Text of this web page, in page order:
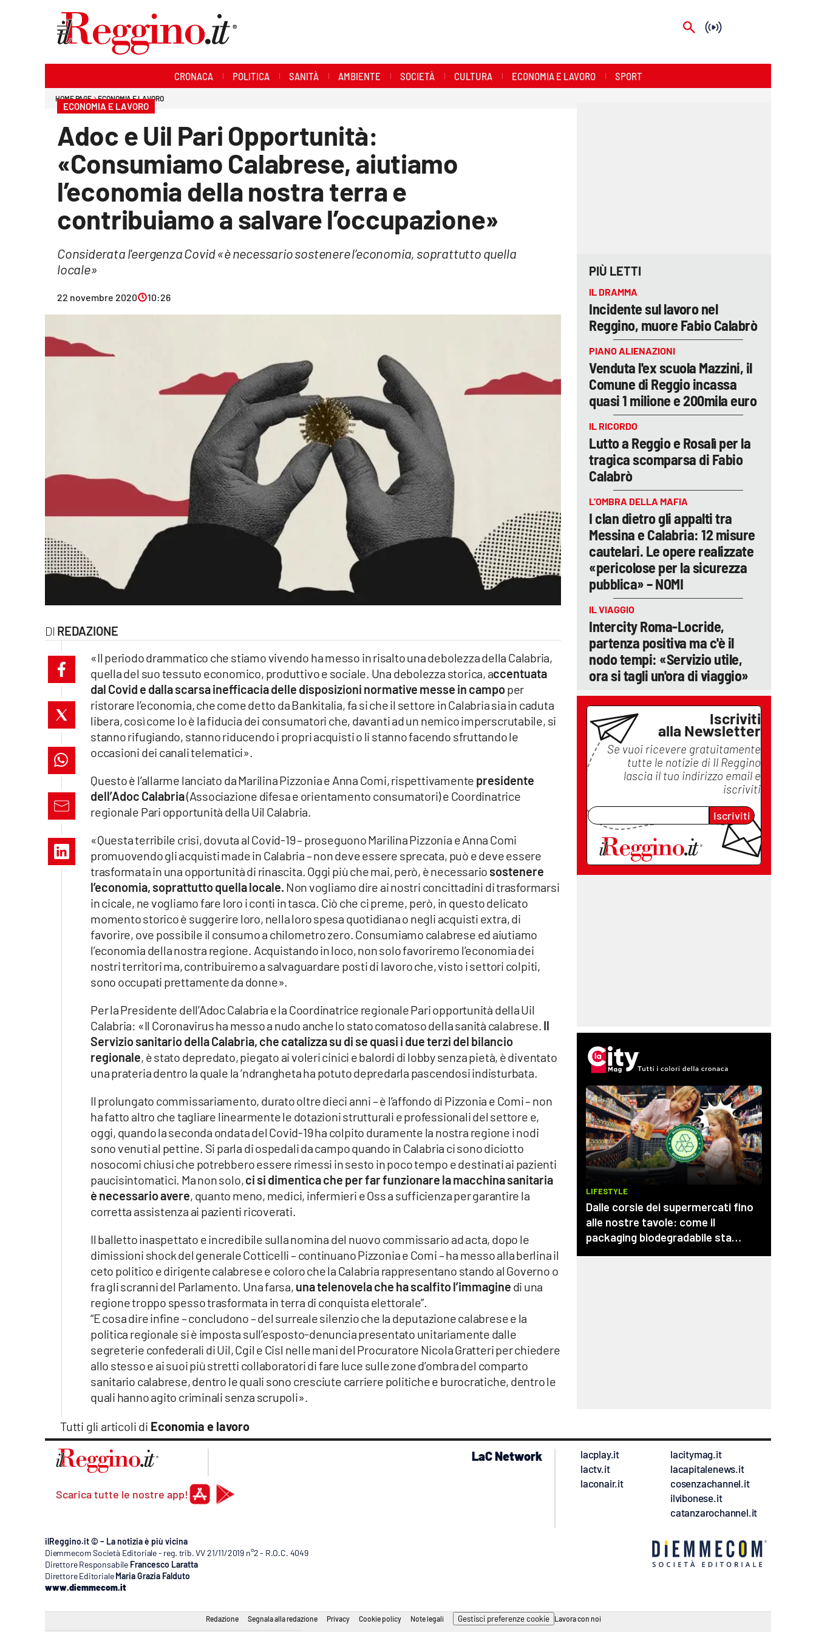
Economia e lavoro
catanzarochannel.it
lacapitalenews.it
Vai
CRONACA POLITICA SANITÀ AMBIENTE SOCIETÀ CULTURA ECONOMIA E LAVORO SPORT
HOME PAGE ECONOMIA E LAVORO
ECONOMIA E LAVORO
Adoc e Uil Pari Opportunità:
«Consumiamo Calabrese, aiutiamo
l’economia della nostra terra e
contribuiamo a salvare l’occupazione»
Considerata l'eergenza Covid «è necessario sostenere l’economia, soprattutto quella
locale»
22 novembre 2020 10:26
REDAZIONE
Tutti gli articoli di Economia e lavoro
«Il periodo drammatico che stiamo vivendo ha messo in risalto una debolezza della Calabria,
quella del suo tessuto economico, produttivo e sociale. Una debolezza storica, accentuata
dal Covid e dalla scarsa inefficacia delle disposizioni normative messe in campoper
ristorare l’economia, che come detto da Bankitalia, fa si che il settore in Calabria sia in caduta
libera, così come lo è la fiducia dei consumatori che, davanti ad un nemico imperscrutabile, si
stanno rifugiando, stanno riducendo i propri acquisti o li stanno facendo sfruttando le
occasioni dei canali telematici».
Questo è l’allarme lanciato da Marilina Pizzonia e Anna Comi, rispettivamente presidente
dell’Adoc Calabria(Associazione difesa e orientamento consumatori) e Coordinatrice
regionale Pari opportunità della Uil Calabria.
«Questa terribile crisi, dovuta al Covid-19 – proseguono Marilina Pizzonia e Anna Comi
promuovendo gli acquisti made in Calabria – non deve essere sprecata, può e deve essere
trasformata in una opportunità di rinascita. Oggi più che mai, però, è necessario sostenere
l’economia, soprattutto quella locale. Non vogliamo dire ai nostri concittadini di trasformarsi
in cicale, ne vogliamo fare loro i conti in tasca. Ciò che ci preme, però, in questo delicato
momento storico è suggerire loro, nella loro spesa quotidiana o negli acquisti extra, di
favorire, ove possibile il consumo a chilometro zero. Consumiamo calabrese ed aiutiamo
l’economia della nostra regione. Acquistando in loco, non solo favoriremo l’economia dei
nostri territori ma, contribuiremo a salvaguardare posti di lavoro che, visto i settori colpiti,
sono occupati prettamente da donne».
Per la Presidente dell’Adoc Calabria e la Coordinatrice regionale Pari opportunità della Uil
Calabria: «Il Coronavirus ha messo a nudo anche lo stato comatoso della sanità calabrese. Il
Servizio sanitario della Calabria, che catalizza su di se quasi i due terzi del bilancio
regionale, è stato depredato, piegato ai voleri cinici e balordi di lobby senza pietà, è diventato
una prateria dentro la quale la ‘ndrangheta ha potuto depredarla pascendosi indisturbata.
Il prolungato commissariamento, durato oltre dieci anni – è l’affondo di Pizzonia e Comi – non
ha fatto altro che tagliare linearmente le dotazioni strutturali e professionali del settore e,
oggi, quando la seconda ondata del Covid-19 ha colpito duramente la nostra regione i nodi
sono venuti al pettine. Si parla di ospedali da campo quando in Calabria ci sono diciotto
nosocomi chiusi che potrebbero essere rimessi in sesto in poco tempo e destinati ai pazienti
paucisintomatici. Ma non solo,ci si dimentica che per far funzionare la macchina sanitaria
è necessario avere, quanto meno, medici, infermieri e Oss a sufficienza per garantire la
corretta assistenza ai pazienti ricoverati.
Il balletto inaspettato e incredibile sulla nomina del nuovo commissario ad acta, dopo le
dimissioni shock del generale Cotticelli – continuano Pizzonia e Comi – ha messo alla berlina il
ceto politico e dirigente calabrese e coloro che la Calabria rappresentano stando al Governo o
fra gli scranni del Parlamento. Una farsa, una telenovela che ha scalfito l’immagine di una
regione troppo spesso trasformata in terra di conquista elettorale”.
“E cosa dire infine – concludono – del surreale silenzio che la deputazione calabrese e la
politica regionale si è imposta sull’esposto-denuncia presentato unitariamente dalle
segreterie confederali di Uil, Cgil e Cisl nelle mani del Procuratore Nicola Gratteri per chiedere
allo stesso e ai suoi più stretti collaboratori di fare luce sulle zone d’ombra del comparto
sanitario calabrese, dentro le quali sono cresciute carriere politiche e burocratiche, dentro le
quali hanno agito criminali senza scrupoli».
PIÙ LETTI
IL DRAMMA
Incidente sul lavoro nel
Reggino, muore Fabio Calabrò
PIANO ALIENAZIONI
Venduta l'ex scuola Mazzini, il
Comune di Reggio incassa
quasi 1 milione e 200mila euro
IL RICORDO
Lutto a Reggio e Rosalì per la
tragica scomparsa di Fabio
Calabrò
L’OMBRA DELLA MAFIA
I clan dietro gli appalti tra
Messina e Calabria: 12 misure
cautelari. Le opere realizzate
«pericolose per la sicurezza
pubblica» – NOMI
IL VIAGGIO
Intercity Roma-Locride,
partenza positiva ma c'è il
nodo tempi: «Servizio utile,
ora si tagli un'ora di viaggio»
Iscriviti
alla Newsletter
Se vuoi ricevere gratuitamente
tutte le notizie di Il Reggino
lascia il tuo indirizzo email e
iscriviti
Iscriviti
Scarica tutte le nostre app!
LaC Network
lacplay.it
lactv.it
laconair.it
lacitymag.it
lacapitalenews.it
cosenzachannel.it
ilvibonese.it
catanzarochannel.it
ilReggino.it © – La notizia è più vicina
Diemmecom Società Editoriale - reg. trib. VV 21/11/2019 n°2 - R.O.C. 4049
Direttore Responsabile Francesco Laratta
Direttore Editoriale Maria Grazia Falduto
www.diemmecom.it
Redazione Segnala alla redazione Privacy Cookie policy Note legali Gestisci preferenze cookie Lavora con noi